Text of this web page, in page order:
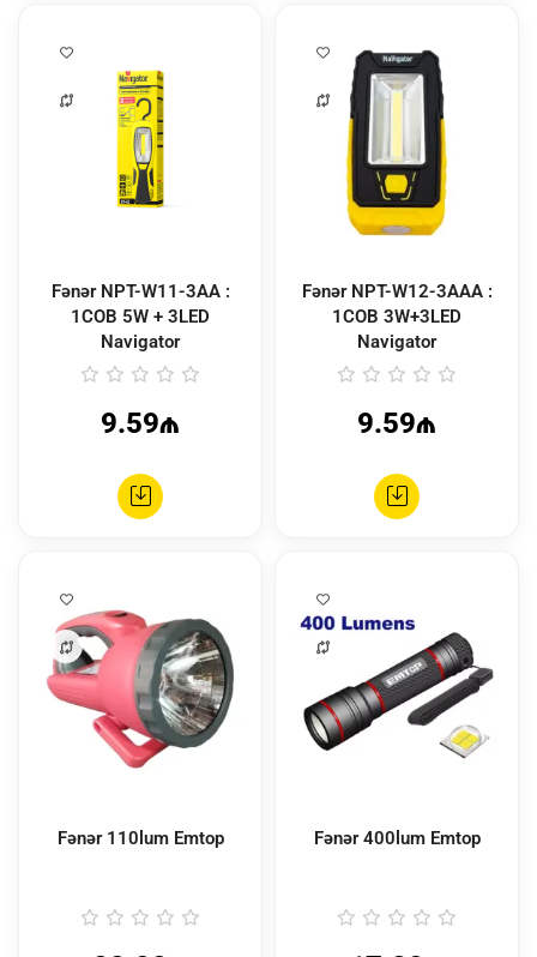
Fənər NPT-W11-3AA :
1COB 5W + 3LED
Navigator
9.59₼
Fənər NPT-W12-3AAA :
1COB 3W+3LED
Navigator
9.59₼
Fənər 110lum Emtop Fənər 400lum Emtop